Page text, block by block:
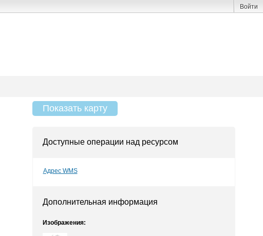
Войти
Показать карту
Доступные операции над ресурсом
Адрес WMS
Дополнительная информация
Изображения: